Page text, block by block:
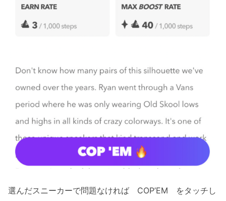
選んだスニーカーで問題なければ COP’EM をタッチし